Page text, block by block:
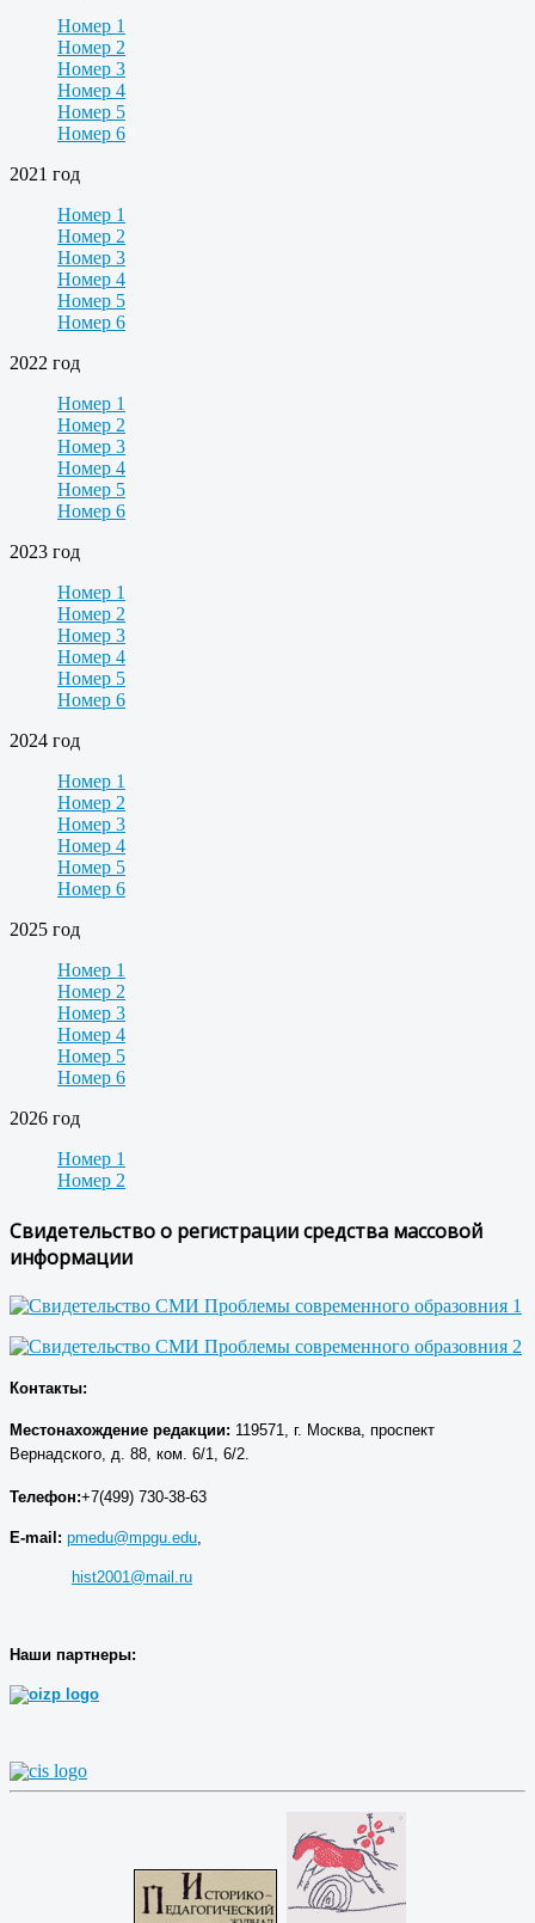
Номер 1
Номер 2
Номер 3
Номер 4
Номер 5
Номер 6
2021 год
Номер 1
Номер 2
Номер 3
Номер 4
Номер 5
Номер 6
2022 год
Номер 1
Номер 2
Номер 3
Номер 4
Номер 5
Номер 6
2023 год
Номер 1
Номер 2
Номер 3
Номер 4
Номер 5
Номер 6
2024 год
Номер 1
Номер 2
Номер 3
Номер 4
Номер 5
Номер 6
2025 год
Номер 1
Номер 2
Номер 3
Номер 4
Номер 5
Номер 6
2026 год
Номер 1
Номер 2
Свидетельство о регистрации средства массовой
информации
Контакты:
Местонахождение редакции: 119571, г. Москва, проспект
Вернадского, д. 88, ком. 6/1, 6/2.
Телефон:+7(499) 730-38-63
E-mail: pmedu@mpgu.edu
hist2001@mail.ru
Наши партнеры: